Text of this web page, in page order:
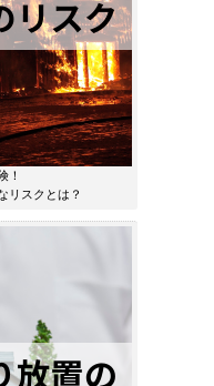
！
リスクとは？